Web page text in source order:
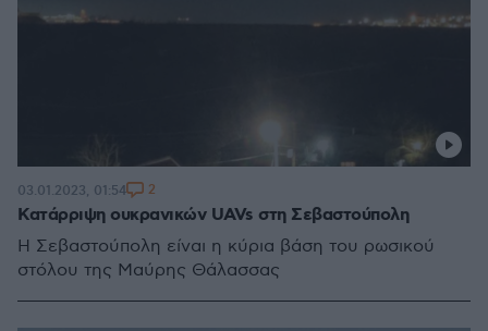
Κατάρριψη ουκρανικών UAVs στη Σεβαστούπολη
Η Σεβαστούπολη είναι η κύρια βάση του ρωσικού
στόλου της Μαύρης Θάλασσας
03.01.2023, 01:54 2